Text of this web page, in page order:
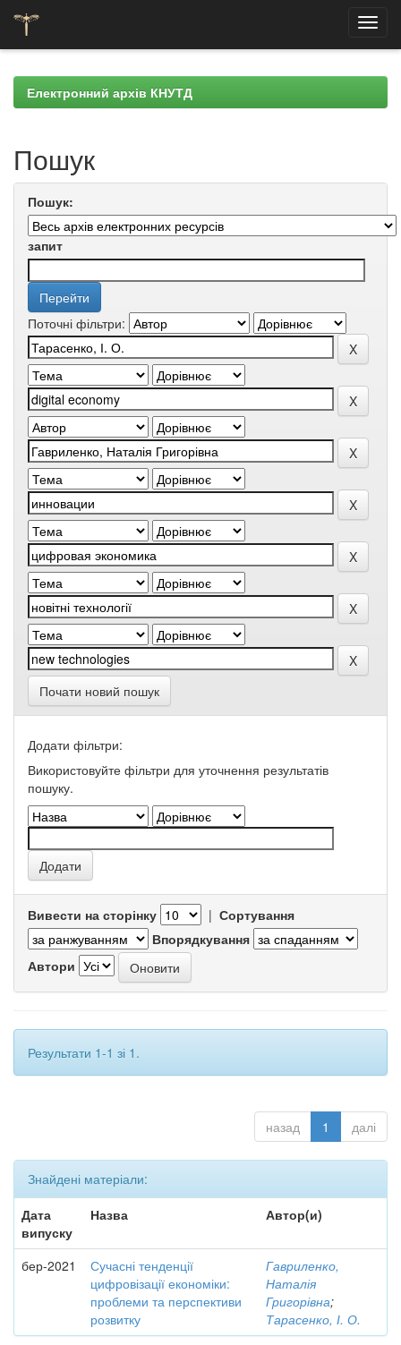
navigationЕлектронний архів КНУТД
Пошук
Пошук:
запит
Поточні фільтри:
Почати новий пошук
Додати фільтри:
Використовуйте фільтри для уточнення результатів
пошуку.
Вивести на сторінку | Сортування
Впорядкування
Автори
Результати 1-1 зі 1.
назад 1 далі
Знайдені матеріали:
Дата
випуску
Назва Автор(и)
бер-2021
Сучасні тенденції
цифровізації економіки:
проблеми та перспективи
розвитку
Гавриленко,
Наталія
Григорівна;
Тарасенко, І. О.